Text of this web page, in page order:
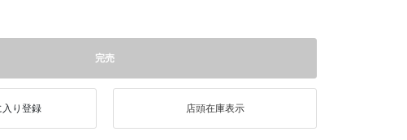
完売
店頭在庫表示